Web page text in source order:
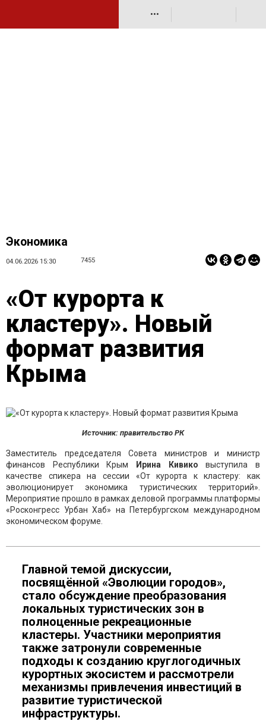
•••
Экономика
04.06.2026 15:30 7455
«От курорта к
кластеру». Новый
формат развития
Крыма
Источник: правительство РК
Заместитель председателя Совета министров и министр
финансов Республики Крым
Ирина Кивико выступила в
качестве спикера на сессии «От курорта к кластеру: как
эволюционирует экономика туристических территорий».
Мероприятие прошло в рамках деловой программы платформы
«Росконгресс Урбан Хаб» на Петербургском международном
экономическом форуме.
Главной темой дискуссии,
посвящённой «Эволюции городов»,
стало обсуждение преобразования
локальных туристических зон в
полноценные рекреационные
кластеры. Участники мероприятия
также затронули современные
подходы к созданию круглогодичных
курортных экосистем и рассмотрели
механизмы привлечения инвестиций в
развитие туристической
инфраструктуры.